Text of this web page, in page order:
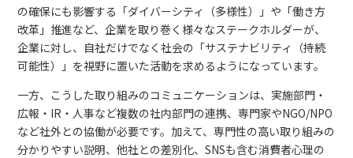
の確保にも影響する「ダイバーシティ（多様性）」や「働き方
改革」推進など、企業を取り巻く様々なステークホルダーが、
企業に対し、自社だけでなく社会の「サステナビリティ（持続
可能性）」を視野に置いた活動を求めるようになっています。
一方、こうした取り組みのコミュニケーションは、実施部門・
広報・IR・人事など複数の社内部門の連携、専門家やNGO/NPO
など社外との協働が必要です。加えて、専門性の高い取り組みの
分かりやすい説明、他社との差別化、SNSも含む消費者心理の